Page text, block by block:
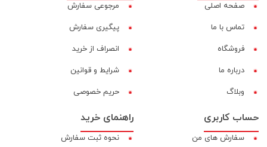
صفحه اصلی
تماس با ما
فروشگاه
درباره ما
وبلاگ
مرجوعی سفارش
پیگیری سفارش
انصراف از خرید
شرایط و قوانین
حریم خصوصی
حساب کاربری
سفارش های من
راهنمای خرید
نحوه ثبت سفارش